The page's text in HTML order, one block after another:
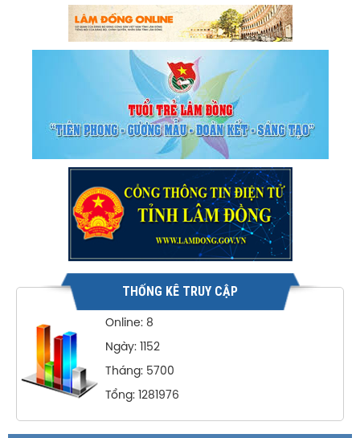
THỐNG KÊ TRUY CẬP
Online: 8
Ngày: 1152
Tháng: 5700
Tổng: 1281976